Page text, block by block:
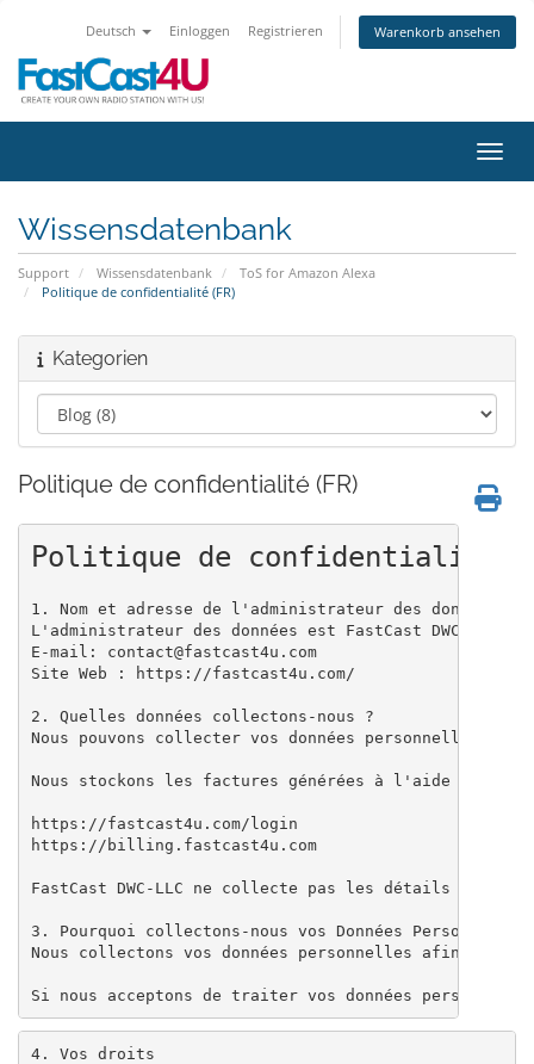
Deutsch Einloggen Registrieren Warenkorb ansehen
Wissensdatenbank
Support Wissensdatenbank
ToS for Amazon Alexa
Politique de confidentialité (FR)
Kategorien
Politique de confidentialité (FR)
Politique de confidentialité
1. Nom et adresse de l'administrateur des données
L'administrateur des données est FastCast DWC-LLC
E-mail: contact@fastcast4u.com
Site Web : https://fastcast4u.com/
2. Quelles données collectons-nous ?
Nous pouvons collecter vos données personnelles
Nous stockons les factures générées à l'aide de
https://fastcast4u.com/login
https://billing.fastcast4u.com
FastCast DWC-LLC ne collecte pas les détails des
3. Pourquoi collectons-nous vos Données Personnelles
Nous collectons vos données personnelles afin de
Si nous acceptons de traiter vos données
4. Vos droits